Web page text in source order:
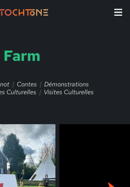
Contes
Démonstrations
Culturelles Visites Culturelles